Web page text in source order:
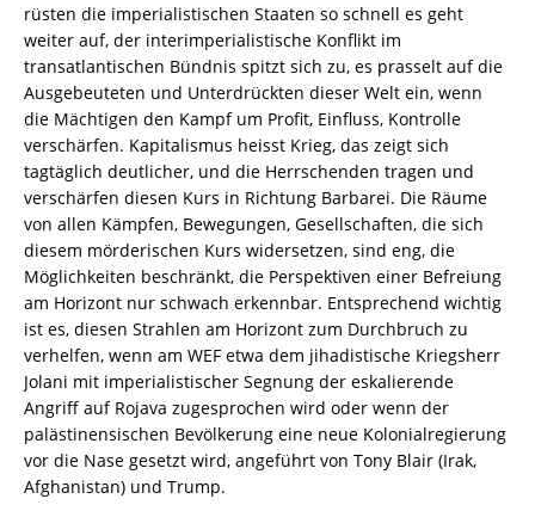
rüsten die imperialistischen Staaten so schnell es geht
weiter auf, der interimperialistische Konflikt im
transatlantischen Bündnis spitzt sich zu, es prasselt auf die
Ausgebeuteten und Unterdrückten dieser Welt ein, wenn
die Mächtigen den Kampf um Profit, Einfluss, Kontrolle
verschärfen. Kapitalismus heisst Krieg, das zeigt sich
tagtäglich deutlicher, und die Herrschenden tragen und
verschärfen diesen Kurs in Richtung Barbarei. Die Räume
von allen Kämpfen, Bewegungen, Gesellschaften, die sich
diesem mörderischen Kurs widersetzen, sind eng, die
Möglichkeiten beschränkt, die Perspektiven einer Befreiung
am Horizont nur schwach erkennbar. Entsprechend wichtig
ist es, diesen Strahlen am Horizont zum Durchbruch zu
verhelfen, wenn am WEF etwa dem jihadistische Kriegsherr
Jolani mit imperialistischer Segnung der eskalierende
Angriff auf Rojava zugesprochen wird oder wenn der
palästinensischen Bevölkerung eine neue Kolonialregierung
vor die Nase gesetzt wird, angeführt von Tony Blair (Irak,
Afghanistan) und Trump.